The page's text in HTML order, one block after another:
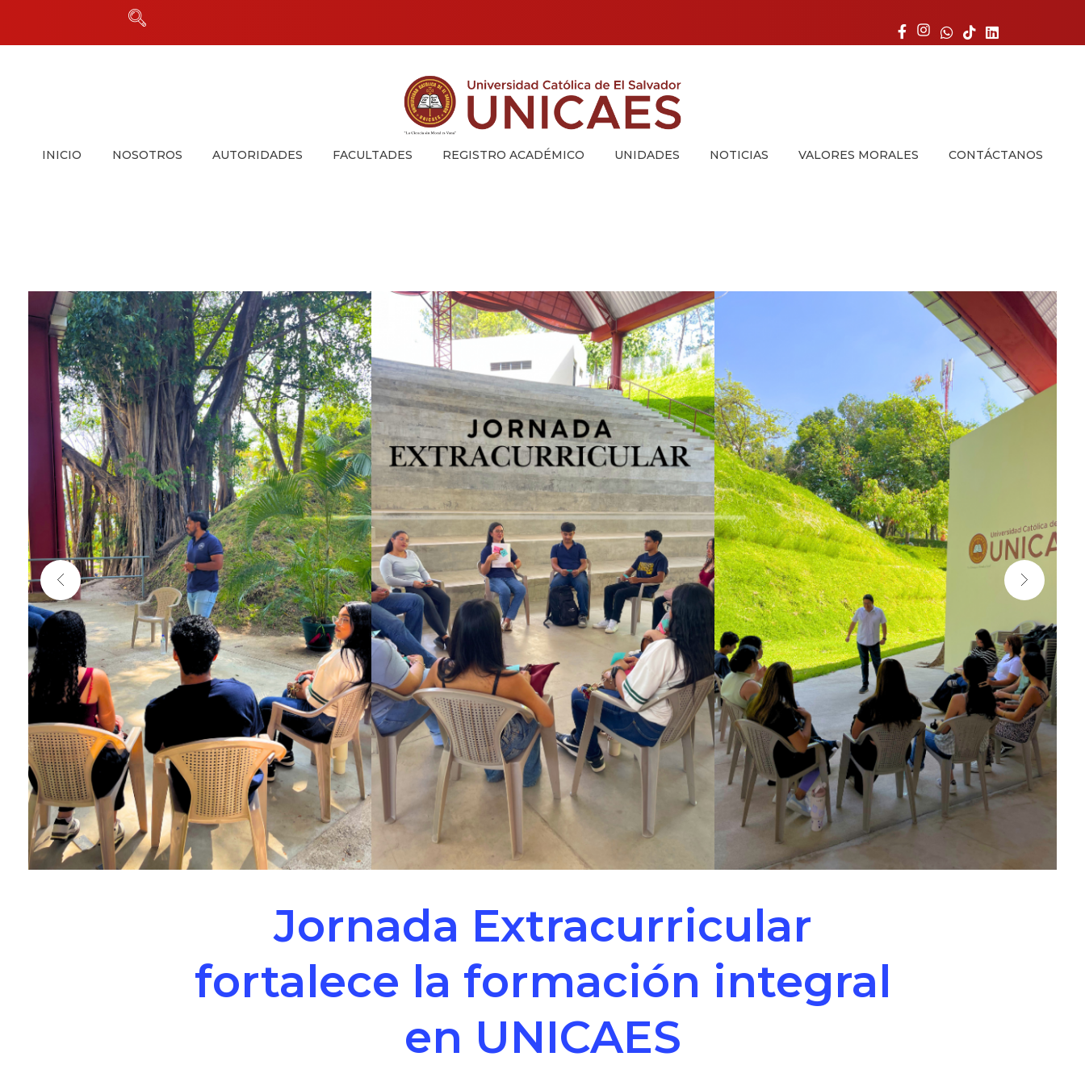
Universidad Católica de El Salvador
UNICAES
INICIO NOSOTROS AUTORIDADES FACULTADES REGISTRO ACADÉMICO UNIDADES NOTICIAS VALORES MORALES CONTÁCTANOS
Jornada Extracurricular
fortalece la formación integral
en UNICAES